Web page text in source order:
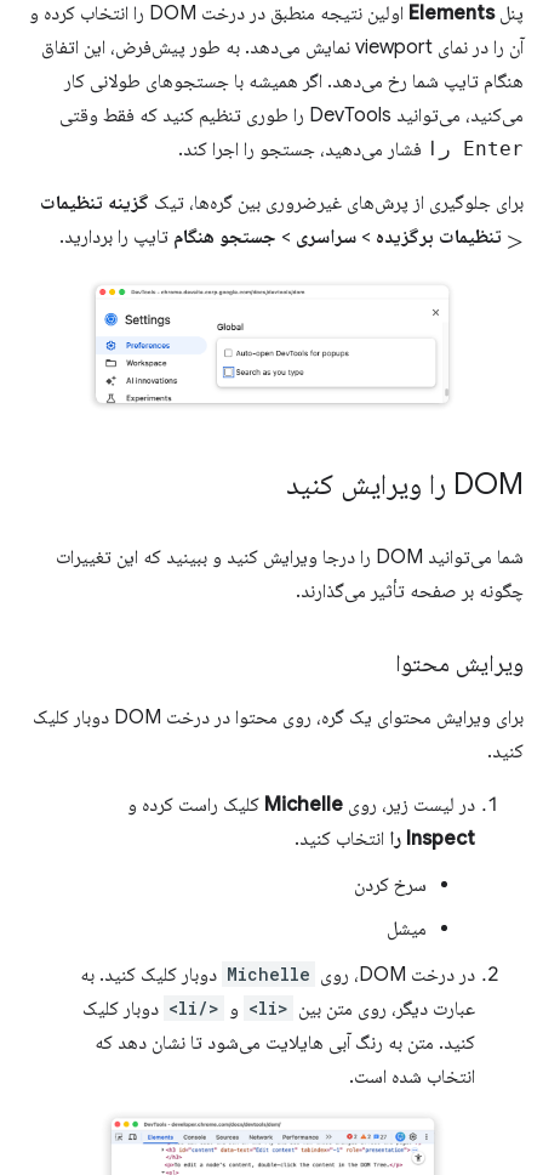
پنلElements
اولین نتیجه منطبق در درخت DOM را انتخاب کرده و
آن را در نمای viewport نمایش می‌دهد. به طور پیش‌فرض، این اتفاق
هنگام تایپ شما رخ می‌دهد. اگر همیشه با جستجوهای طولانی کار
می‌کنید، می‌توانید DevTools را طوری تنظیم کنید که فقط وقتی
Enter را فشار می‌دهید، جستجو را اجرا کند.
برای جلوگیری از پرش‌های غیرضروری بین گره‌ها، تیک گزینه تنظیمات
> تنظیمات برگزیده > سراسری > جستجو هنگام تایپ را بردارید.
DOM را ویرایش کنید
شما می‌توانید DOM را درجا ویرایش کنید و ببینید که این تغییرات
چگونه بر صفحه تأثیر می‌گذارند.
ویرایش محتوا
برای ویرایش محتوای یک گره، روی محتوا در درخت DOM دوبار کلیک
کنید.
در لیست زیر، روی Michelle کلیک راست کرده و
Inspect را
انتخاب کنید.
سرخ کردن
میشل
در درخت DOM، روی
Michelle دوبار کلیک کنید. به
عبارت دیگر، روی متن بین <li> و </li>
دوبار کلیک
کنید. متن به رنگ آبی هایلایت می‌شود تا نشان دهد که
انتخاب شده است.